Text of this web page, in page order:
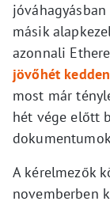
másik
azonnali
jövőhét kedden
most már
hét vége előtt
A kérelmezők
novemberben